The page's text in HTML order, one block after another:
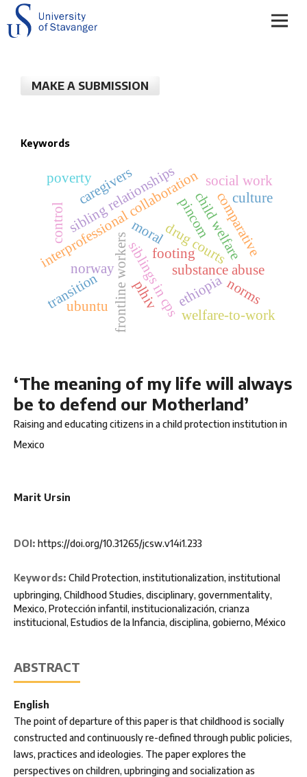
‘The meaning of my life will always
be to defend our Motherland’
Raising and educating citizens in a child protection institution in
Mexico
Marit Ursin
DOI: https://doi.org/10.31265/jcsw.v14i1.233
Keywords: Child Protection, institutionalization, institutional
upbringing, Childhood Studies, disciplinary, governmentality,
Mexico, Protección infantil, institucionalización, crianza
institucional, Estudios de la Infancia, disciplina, gobierno, México
ABSTRACT
English
The point of departure of this paper is that childhood is socially
constructed and continuously re-defined through public policies,
laws, practices and ideologies. The paper explores the
perspectives on children, upbringing and socialization as
MAKE A SUBMISSION
Keywords
interprofessional collaboration
pincom
drug courts
substance abuse
frontline workers
norway
sibling relationships
siblings in cps
child welfare
ethiopia
caregivers
transition
welfare-to-work
social work
comparative
footing
moral
control
ubuntu
poverty
plhiv norms
culture